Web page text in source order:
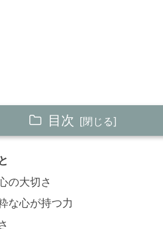
目次
の大切さ
な心が持つ力